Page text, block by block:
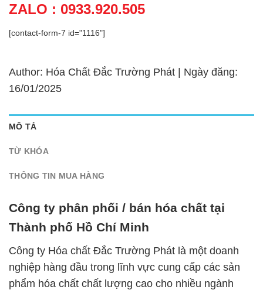
ZALO : 0933.920.505
[contact-form-7 id="1116"]
Author: Hóa Chất Đắc Trường Phát | Ngày đăng:
16/01/2025
MÔ TẢ
TỪ KHÓA
THÔNG TIN MUA HÀNG
Công ty phân phối / bán hóa chất tại
Thành phố Hồ Chí Minh
Công ty Hóa chất Đắc Trường Phát là một doanh
nghiệp hàng đầu trong lĩnh vực cung cấp các sản
phẩm hóa chất chất lượng cao cho nhiều ngành